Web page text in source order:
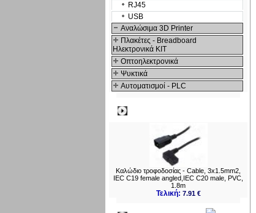
RJ45
USB
Αναλώσιμα 3D Printer
Πλακέτες - Breadboard
Ηλεκτρονικά ΚΙΤ
Οπτοηλεκτρονικά
Ψυκτικά
Αυτοματισμοί - PLC
Καλώδιο τροφοδοσίας - Cable, 3x1.5mm2,
IEC C19 female angled,IEC C20 male, PVC,
1.8m
Τελική: 7.91 €